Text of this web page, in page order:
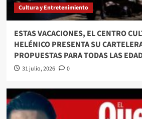
Cultura y Entretenimiento
ESTAS VACACIONES, EL CENTRO
HELÉNICO PRESENTA SU
PROPUESTAS PARA TODAS LAS
31 julio, 2026 0